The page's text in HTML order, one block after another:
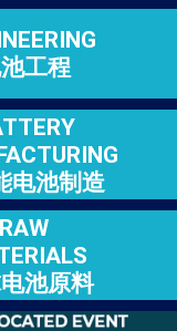
工程
电池制造
RAW
池原料